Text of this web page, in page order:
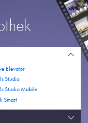
Elevator
Studio
Studio Mobile
Smart
Nachhaltigkeit
Karriere
Unternehmen
Kontakt